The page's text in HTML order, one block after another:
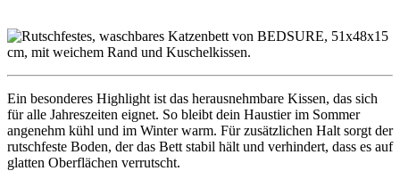
Ein besonderes Highlight ist das herausnehmbare Kissen, das sich
für alle Jahreszeiten eignet. So bleibt dein Haustier im Sommer
angenehm kühl und im Winter warm. Für zusätzlichen Halt sorgt der
rutschfeste Boden, der das Bett stabil hält und verhindert, dass es auf
glatten Oberflächen verrutscht.